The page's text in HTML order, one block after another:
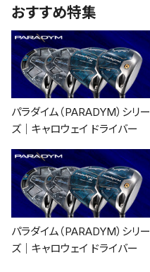
おすすめ特集
パラダイム（PARADYM）シリー
ズ｜キャロウェイ ドライバー
パラダイム（PARADYM）シリー
ズ｜キャロウェイ ドライバー